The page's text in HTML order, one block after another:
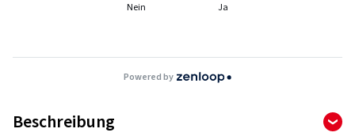
Nein Ja
Powered by
Beschreibung